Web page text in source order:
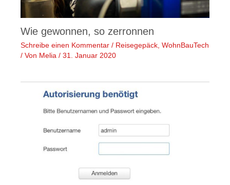
Wie gewonnen, so zerronnen
Schreibe einen Kommentar / Reisegepäck WohnBauTech
/ Von Melia / 31. Januar 2020